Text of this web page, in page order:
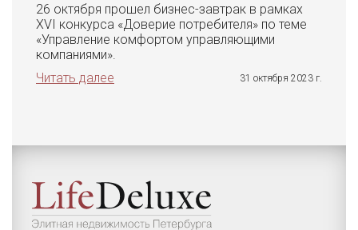
26 октября прошел бизнес-завтрак в рамках
XVI конкурса «Доверие потребителя» по теме
«Управление комфортом управляющими
компаниями».
Читать далее
31 октября 2023 г.